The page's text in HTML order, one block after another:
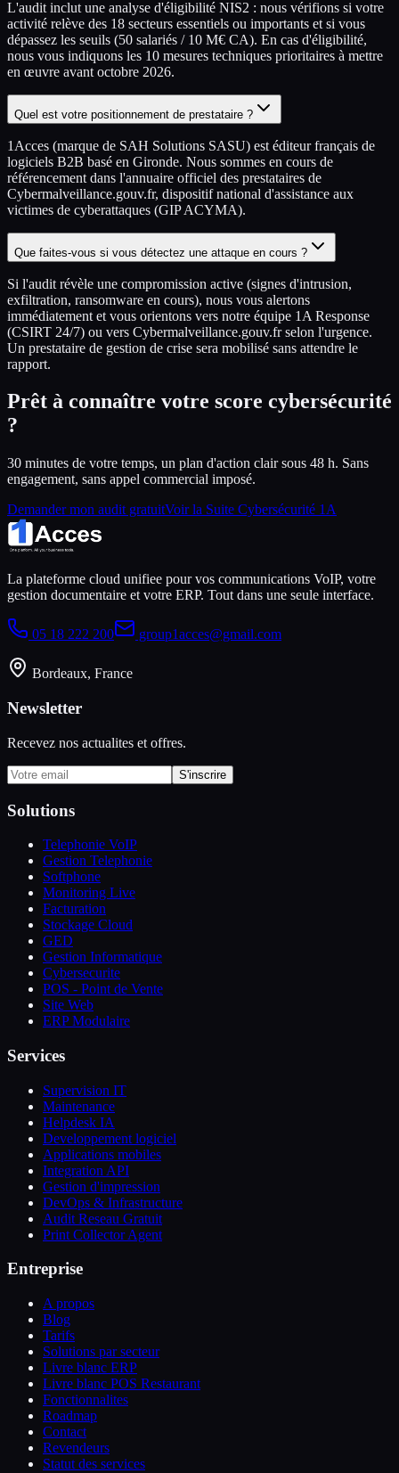
L'audit inclut une analyse d'éligibilité NIS2 : nous vérifions si votre
activité relève des 18 secteurs essentiels ou importants et si vous
dépassez les seuils (50 salariés / 10 M€ CA). En cas d'éligibilité,
nous vous indiquons les 10 mesures techniques prioritaires à mettre
en œuvre avant octobre 2026.
Quel est votre positionnement de prestataire ?
1Acces (marque de SAH Solutions SASU) est éditeur français de
logiciels B2B basé en Gironde. Nous sommes en cours de
référencement dans l'annuaire officiel des prestataires de
Cybermalveillance.gouv.fr, dispositif national d'assistance aux
victimes de cyberattaques (GIP ACYMA).
Que faites-vous si vous détectez une attaque en cours ?
Si l'audit révèle une compromission active (signes d'intrusion,
exfiltration, ransomware en cours), nous vous alertons
immédiatement et vous orientons vers notre équipe 1A Response
(CSIRT 24/7) ou vers Cybermalveillance.gouv.fr selon l'urgence.
Un prestataire de gestion de crise sera mobilisé sans attendre le
rapport.
Prêt à connaître votre score cybersécurité
?
30 minutes de votre temps, un plan d'action clair sous 48 h. Sans
engagement, sans appel commercial imposé.
Demander mon audit gratuitVoir la Suite Cybersécurité 1A
La plateforme cloud unifiee pour vos communications VoIP, votre
gestion documentaire et votre ERP. Tout dans une seule interface.
05 18 222 200 group1acces@gmail.com
Bordeaux, France
Newsletter
Recevez nos actualites et offres.
S'inscrire
Solutions
Telephonie VoIP
Gestion Telephonie
Softphone
Monitoring Live
Facturation
Stockage Cloud
GED
Gestion Informatique
Cybersecurite
POS - Point de Vente
Site Web
ERP Modulaire
Services
Supervision IT
Maintenance
Helpdesk IA
Developpement logiciel
Applications mobiles
Integration API
Gestion d'impression
DevOps & Infrastructure
Audit Reseau Gratuit
Print Collector Agent
Entreprise
A propos
Blog
Tarifs
Solutions par secteur
Livre blanc ERP
Livre blanc POS Restaurant
Fonctionnalites
Roadmap
Contact
Revendeurs
Statut des services